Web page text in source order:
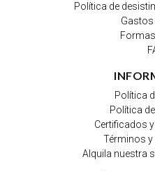
Política de
Gastos
Política
Política
Certificados
Términos
Alquila nuestra